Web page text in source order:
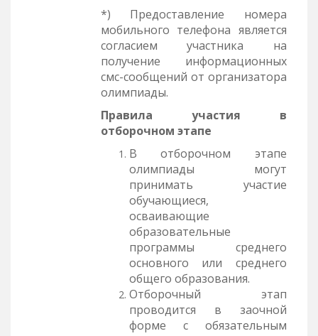
*) Предоставление номера
мобильного телефона является
согласием участника на
получение информационных
смс-сообщений от организатора
олимпиады.
Правила участия в
отборочном этапе
В отборочном этапе
олимпиады могут
принимать участие
обучающиеся,
осваивающие
образовательные
программы среднего
основного или среднего
общего образования.
Отборочный этап
проводится в заочной
форме с обязательным